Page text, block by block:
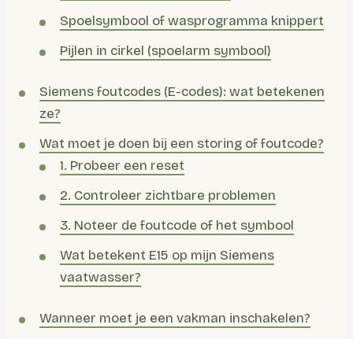
Spoelsymbool of wasprogramma knippert
Pijlen in cirkel (spoelarm symbool)
Siemens foutcodes (E-codes): wat betekenen
ze?
Wat moet je doen bij een storing of foutcode?
1. Probeer een reset
2. Controleer zichtbare problemen
3. Noteer de foutcode of het symbool
Wat betekent E15 op mijn Siemens
vaatwasser?
Wanneer moet je een vakman inschakelen?